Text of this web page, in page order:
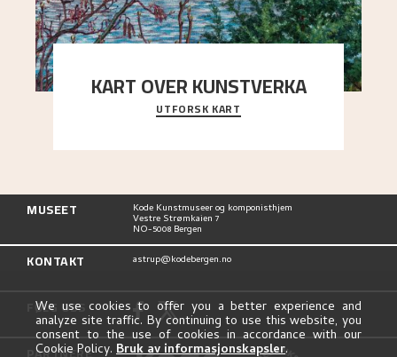
KART OVER KUNSTVERKA
Utforsk stedene og utsiktene i Astrups malerier
UTFORSK KART
MUSEET Kode Kunstmuseer og komponisthjem
Vestre Strømkaien 7
NO-5008 Bergen
KONTAKT astrup@kodebergen.no
FØLG OSS
We use cookies to offer you a better experience and
analyze site traffic. By continuing to use this website, you
consent to the use of cookies in accordance with our
Cookie Policy. Bruk av informasjonskapsler.